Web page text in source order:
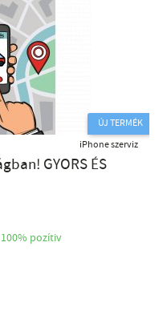
ÚJ TERMÉK
iPhone szerviz
ÉS
100% pozítiv